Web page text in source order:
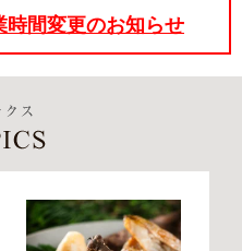
間変更のお知らせ